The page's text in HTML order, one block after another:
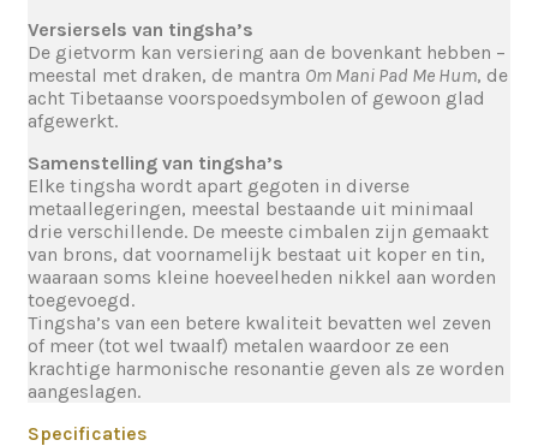
Versiersels van tingsha’s
De gietvorm kan versiering aan de bovenkant hebben –
meestal met draken, de mantra Om Mani Pad Me Hum, de
acht Tibetaanse voorspoedsymbolen of gewoon glad
afgewerkt.
Samenstelling van tingsha’s
Elke tingsha wordt apart gegoten in diverse
metaallegeringen, meestal bestaande uit minimaal
drie verschillende. De meeste cimbalen zijn gemaakt
van brons, dat voornamelijk bestaat uit koper en tin,
waaraan soms kleine hoeveelheden nikkel aan worden
toegevoegd.
Tingsha’s van een betere kwaliteit bevatten wel zeven
of meer (tot wel twaalf) metalen waardoor ze een
krachtige harmonische resonantie geven als ze worden
aangeslagen.
Specificaties